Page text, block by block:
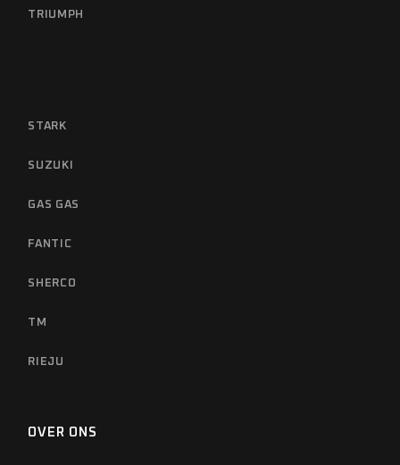
TRIUMPH
STARK
SUZUKI
GAS GAS
FANTIC
SHERCO
TM
RIEJU
OVER ONS